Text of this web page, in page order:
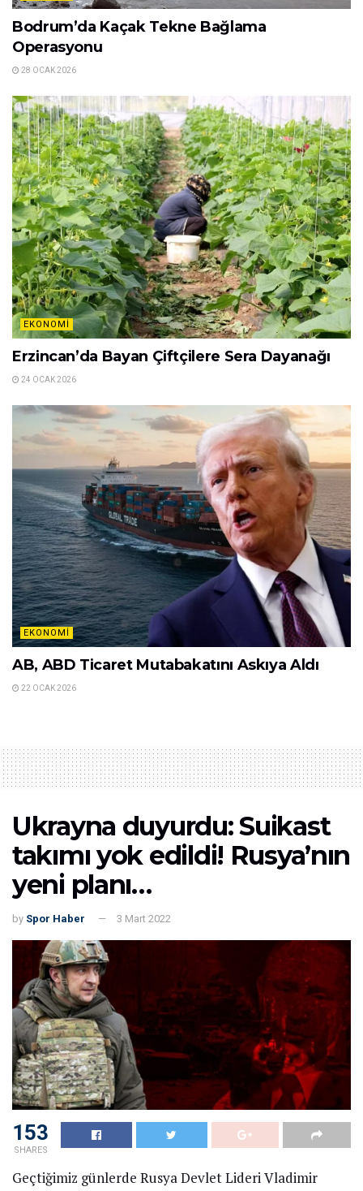
EKONOMI
Adilcevaz’da Kardan Çay Meskeni Yapıldı
28 OCAK 2026
EKONOMI
Bodrum’da Kaçak Tekne Bağlama
Operasyonu
24 OCAK 2026
EKONOMI
AB, ABD Ticaret Mutabakatını Askıya Aldı
22 OCAK 2026